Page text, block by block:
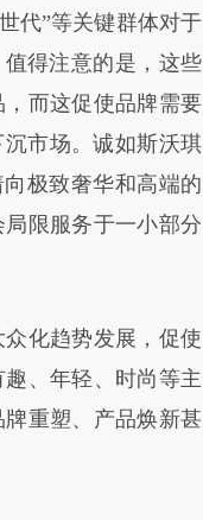
代”等关键群体对于
得注意的是，这些
而这促使品牌需要
市场。诚如斯沃琪
极致奢华和高端的
限服务于一小部分
化趋势发展，促使
、年轻、时尚等主
重塑、产品焕新甚